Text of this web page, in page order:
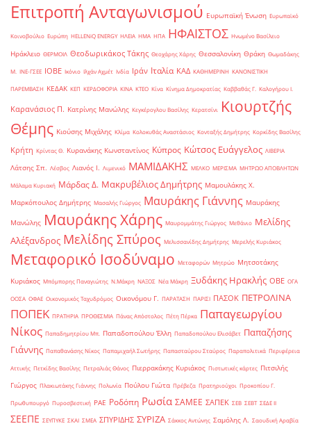
Επιτροπή Ανταγωνισμού Ευρωπαϊκή Ένωση Ευρωπαϊκό
Κοινοβούλιο Ευρώπη ΗELLENiQ ENERGY ΗΛΕΙΑ ΗΜΑ ΗΠΑ ΗΦΑΙΣΤΟΣ Ηνωμένο Βασίλειο
Ηράκλειο ΘΕΡΜΟΙΛ Θεοδωρικάκος Τάκης Θεοχάρης Χάρης Θεσσαλονίκη Θράκη Θωμαδάκης
Μ. ΙΝΕ-ΓΣΕΕ ΙΟΒΕ Ικόνιο Ιλχάν Αχμέτ Ινδία Ιράν Ιταλία ΚΑΔ ΚΑΘΗΜΕΡΙΝΗ ΚΑΝΟΝΙΣΤΙΚΗ
ΠΑΡΕΜΒΑΣΗ ΚΕΔΑΚ ΚΕΠ ΚΕΡΔΟΦΟΡΙΑ ΚΙΝΑ ΚΤΕΟ Κίνα Κίνημα Δημοκρατίας Καββαθάς Γ. Καλογήρου Ι.
Καρανάσιος Π. Κατρίνης Μανώλης Κεγκέρογλου Βασίλης Κερατσίνι
Κιουρτζής
Θέμης Κιούσης Μιχάλης Κλίμα Κολοκυθάς Αναστάσιος Κονταξής Δημήτρης Κορκίδης Βασίλης
Κρήτη Κρίντας Θ. Κυρανάκης Κωνσταντίνος Κύπρος Κώτσος Ευάγγελος ΛΙΒΕΡΙΑ
Λάτσης Σπ. Λέσβος Λιανός Ι. Λιμενικό ΜΑΜΙΔΑΚΗΣ ΜΕΛΚΟ ΜΕΡΙΣΜΑ ΜΗΤΡΩΟ ΑΠΟΒΛΗΤΩΝ
Μάλαμα Κυριακή Μάρδας Δ. Μακρυβέλιος Δημήτρης Μαμουλάκης Χ.
Μαρκόπουλος Δημήτρης Μασαλής Γιώργος Μαυράκης Γιάννης Μαυράκης
Μανώλης Μαυράκης Χάρης Μαυρομμάτης Γιώργος Μεθάνιο Μελίδης
Αλέξανδρος Μελίδης Σπύρος Μελισσανίδης Δημήτρης Μερελής Κυριάκος
Μεταφορικό Ισοδύναμο Μεταφορών Μητρώο Μητσοτάκης
Κυριάκος Μπόμπορης Παναγιώτης Ν.Μάκρη ΝΑΞΟΣ Νέα Μάκρη Ξυδάκης Ηρακλής ΟΒΕ ΟΓΑ
ΟΟΣΑ ΟΦΑΕ Οικονομικός Ταχυδρόμος Οικονόμου Γ. ΠΑΡΑΤΑΣΗ ΠΑΡΙΣΙ ΠΑΣΟΚ ΠΕΤΡΟΛΙΝΑ
ΠΟΠΕΚ ΠΡΑΤΗΡΙΑ ΠΡΟΘΕΣΜΙΑ Πάνας Απόστολος Πέτη Πέρκα Παπαγεωργίου
Νίκος Παπαδημητρίου Μπ. Παπαδοπούλου Έλλη Παπαδοπούλου Ελισάβετ Παπαζήσης
Γιάννης Παπαθανάσης Νίκος Παπαμιχαήλ Σωτήρης Παπασταύρου Σταύρος Παραπολιτικά Περιφέρεια
Αττικής Πετκίδης Βασίλης Πετραλιάς Θάνος Πιερρακάκης Κυριάκος Πιστωτικές κάρτες Πιτσιλής
Γιώργος Πλακιωτάκης Γιάννης Πολωνία Πούλου Γιώτα Πρέβεζα Πρατηριούχοι Προκοπίου Γ.
Πρωθυπουργό Πυροσβεστική ΡΑΕ Ροδόπη Ρωσία ΣΑΜΕΕ ΣΑΠΕΚ ΣΕΒ ΣΕΒΤ ΣΕΔΕ ΙΙ
ΣΕΕΠΕ ΣΕΥΠΥΚΕ ΣΚΑΙ ΣΜΕΑ ΣΠΥΡΙΔΗΣ ΣΥΡΙΖΑ Σάκκος Αντώνης Σαμόλης Λ. Σαουδική Αραβία